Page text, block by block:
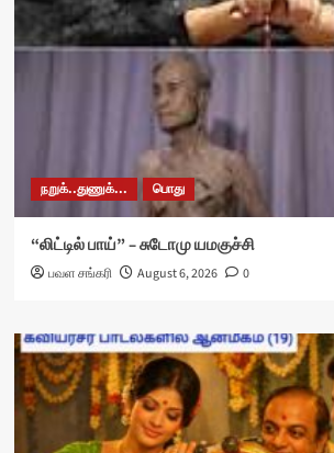
நறுக்..துணுக்... பொது
“லிட்டில் பாய்” – சுடோமு யமகுச்சி
பவள சங்கரி August 6, 2026 0